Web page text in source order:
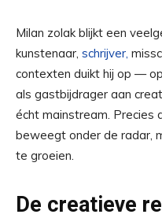
Milan zolak blijkt een
kunstenaar, schrijver,
contexten duikt hij op —
als gastbijdrager aan
écht mainstream. Precies
beweegt onder de radar,
te groeien.
De creatieve